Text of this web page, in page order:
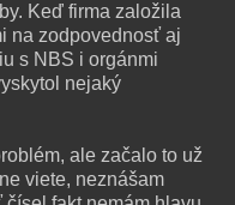
Keď firma založila
na zodpovednosť aj
s NBS i orgánmi
nejaký
ale začalo to už
viete, neznášam